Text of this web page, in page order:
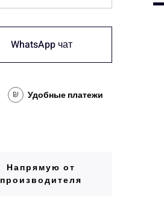
WhatsApp чат
Удобные платежи
Напрямую от
производителя